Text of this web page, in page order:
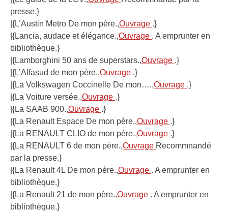
presse.}
|{L’Austin Metro De mon père.,Ouvrage .}
|{Lancia, audace et élégance.,Ouvrage . A emprunter en
bibliothèque.}
|{Lamborghini 50 ans de superstars.,Ouvrage .}
|{L’Alfasud de mon père.,Ouvrage .}
|{La Volkswagen Coccinelle De mon….,Ouvrage .}
|{La Voiture versée.,Ouvrage .}
|{La SAAB 900.,Ouvrage .}
|{La Renault Espace De mon père.,Ouvrage .}
|{La RENAULT CLIO de mon père.,Ouvrage .}
|{La RENAULT 6 de mon père.,Ouvrage Recommnandé
par la presse.}
|{La Renault 4L De mon père.,Ouvrage . A emprunter en
bibliothèque.}
|{La Renault 21 de mon père.,Ouvrage . A emprunter en
bibliothèque.}